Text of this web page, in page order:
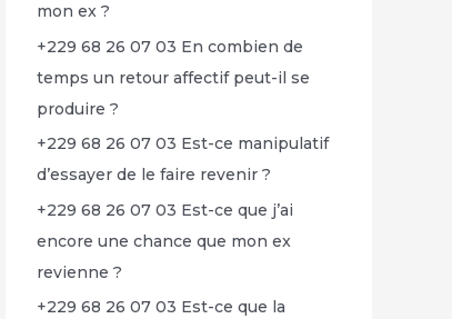
mon ex ?
+229 68 26 07 03 En combien de
temps un retour affectif peut-il se
produire ?
+229 68 26 07 03 Est-ce manipulatif
d’essayer de le faire revenir ?
+229 68 26 07 03 Est-ce que j’ai
encore une chance que mon ex
revienne ?
+229 68 26 07 03 Est-ce que la